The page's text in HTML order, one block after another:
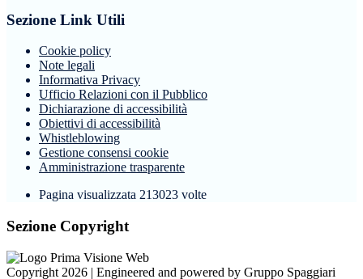
Sezione Link Utili
Cookie policy
Note legali
Informativa Privacy
Ufficio Relazioni con il Pubblico
Dichiarazione di accessibilità
Obiettivi di accessibilità
Whistleblowing
Gestione consensi cookie
Amministrazione trasparente
Pagina visualizzata 213023 volte
Sezione Copyright
Copyright 2026 | Engineered and powered by Gruppo Spaggiari